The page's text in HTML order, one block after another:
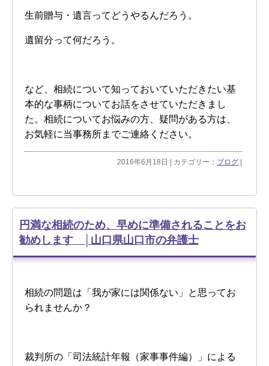
生前贈与・遺言ってどうやるんだろう。
遺留分って何だろう。
など、相続について知っておいていただきたい基
本的な事柄についてお話をさせていただきまし
た。相続についてお悩みの方、疑問がある方は、
お気軽に当事務所までご連絡ください。
2016年6月18日 | カテゴリー： ブログ
円満な相続のため、早めに準備されることをお
勧めします │山口県山口市の弁護士
相続の問題は「我が家には関係ない」と思ってお
られませんか？
裁判所の「司法統計年報（家事事件編）」による